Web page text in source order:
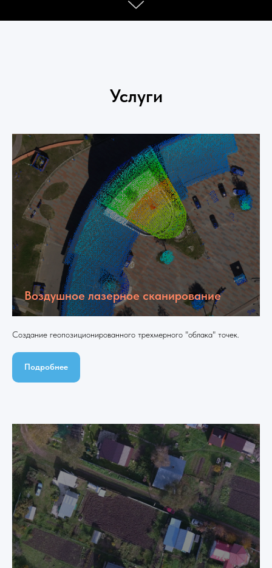
Услуги
Воздушное лазерное сканирование
Создание геопозиционированного трехмерного "облака" точек.
Подробнее